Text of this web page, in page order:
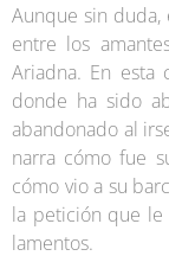
Aunque sin
entre los
Ariadna. En esta
donde ha sido
abandonado al
narra cómo fue
cómo vio a su
la petición que le
lamentos.